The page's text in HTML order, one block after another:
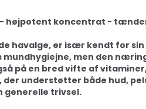
- højpotent koncentrat -
havalge, er især kendt for
mundhygiejne, men den
på en bred vifte af
understøtter både hud,
generelle trivsel.